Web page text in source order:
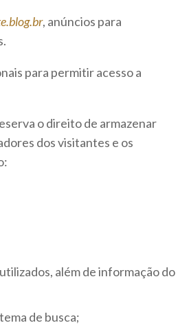
, anúncios para
para permitir acesso a
o direito de armazenar
dos visitantes e os
além de informação do
de busca;